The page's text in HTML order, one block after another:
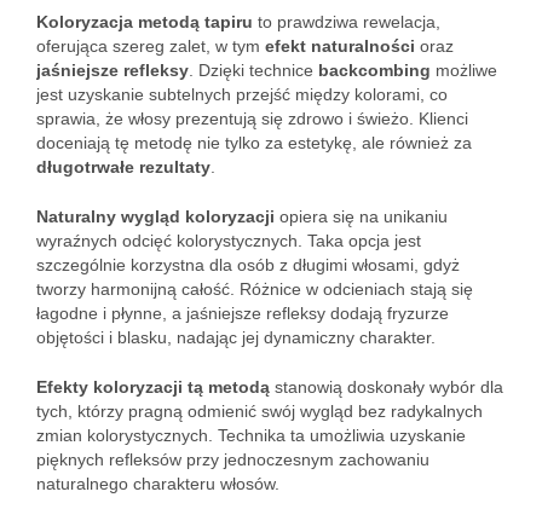
Koloryzacja metodą tapiru to prawdziwa rewelacja,
oferująca szereg zalet, w tym efekt naturalności oraz
jaśniejsze refleksy . Dzięki technice backcombing możliwe
jest uzyskanie subtelnych przejść między kolorami, co
sprawia, że włosy prezentują się zdrowo i świeżo. Klienci
doceniają tę metodę nie tylko za estetykę, ale również za
długotrwałe rezultaty
Naturalny wygląd koloryzacji opiera się na unikaniu
wyraźnych odcięć kolorystycznych. Taka opcja jest
szczególnie korzystna dla osób z długimi włosami, gdyż
tworzy harmonijną całość. Różnice w odcieniach stają się
łagodne i płynne, a jaśniejsze refleksy dodają fryzurze
objętości i blasku, nadając jej dynamiczny charakter.
Efekty koloryzacji tą metodą stanowią doskonały wybór dla
tych, którzy pragną odmienić swój wygląd bez radykalnych
zmian kolorystycznych. Technika ta umożliwia uzyskanie
pięknych refleksów przy jednoczesnym zachowaniu
naturalnego charakteru włosów.